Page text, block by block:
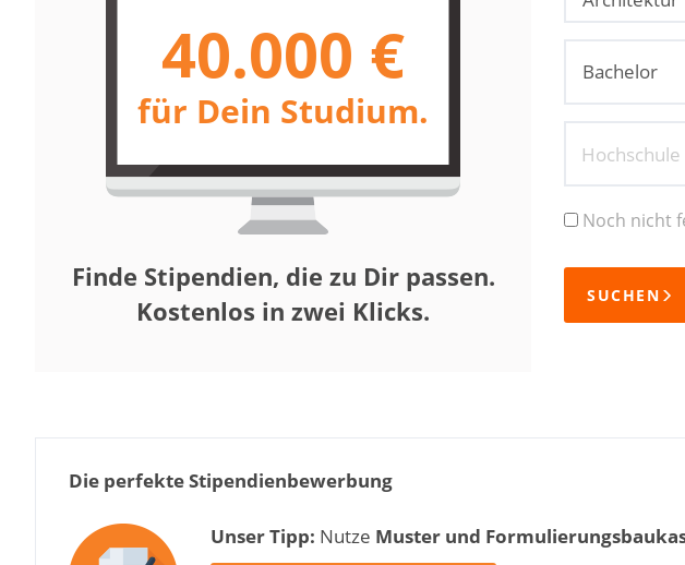
40.000 €
für Dein Studium.
Finde Stipendien, die zu Dir passen.
Kostenlos in zwei Klicks.
Hochschule
Noch nicht
SUCHEN
Die perfekte Stipendienbewerbung
Unser Tipp: Nutze Muster und